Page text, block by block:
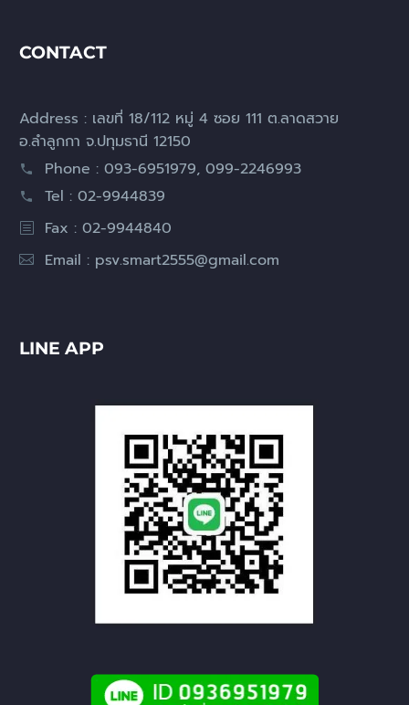
CONTACT
Address : เลขที่ 18/112 หมู่ 4 ซอย 111 ต.ลาดสวาย
อ.ลำลูกกา จ.ปทุมธานี 12150
Phone : 093-6951979, 099-2246993
Tel : 02-9944839
Fax : 02-9944840
Email : psv.smart2555@gmail.com
LINE APP